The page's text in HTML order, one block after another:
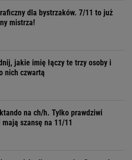
dla bystrzaków. 7/11 to już
mistrza!
jakie imię łączy te trzy osoby i
nich czwartą
na ch/h. Tylko prawdziwi
szansę na 11/11